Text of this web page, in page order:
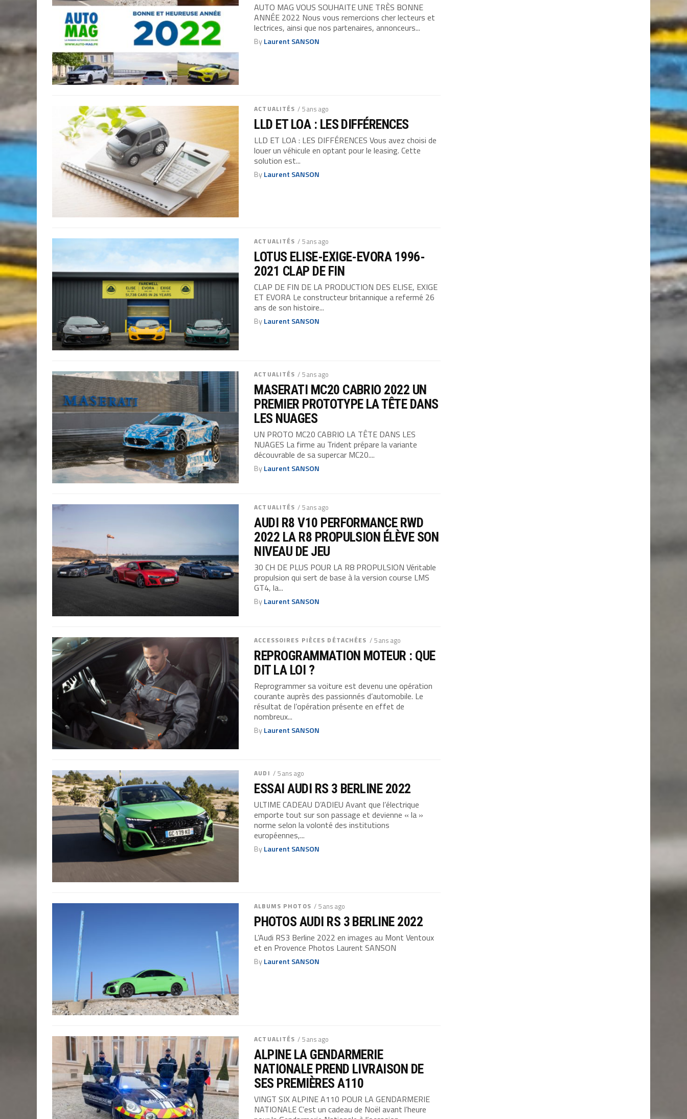
AUTO MAG VOUS SOUHAITE UNE TRÈS BONNE
ANNÉE 2022 Nous vous remercions cher lecteurs et
lectrices, ainsi que nos partenaires, annonceurs...
ByLaurent SANSON
ACTUALITÉS / 5 ans ago
LLD ET LOA : LES DIFFÉRENCES
LLD ET LOA : LES DIFFÉRENCES Vous avez choisi de
louer un véhicule en optant pour le leasing. Cette
solution est...
ByLaurent SANSON
ACTUALITÉS / 5 ans ago
LOTUS ELISE-EXIGE-EVORA 1996-
2021 CLAP DE FIN
CLAP DE FIN DE LA PRODUCTION DES ELISE, EXIGE
ET EVORA Le constructeur britannique a refermé 26
ans de son histoire...
ByLaurent SANSON
ACTUALITÉS / 5 ans ago
MASERATI MC20 CABRIO 2022 UN
PREMIER PROTOTYPE LA TÊTE DANS
LES NUAGES
UN PROTO MC20 CABRIO LA TÊTE DANS LES
NUAGES La firme au Trident prépare la variante
découvrable de sa supercar MC20....
ByLaurent SANSON
ACTUALITÉS / 5 ans ago
AUDI R8 V10 PERFORMANCE RWD
2022 LA R8 PROPULSION ÉLÈVE SON
NIVEAU DE JEU
30 CH DE PLUS POUR LA R8 PROPULSION Véritable
propulsion qui sert de base à la version course LMS
GT4, la...
ByLaurent SANSON
ACCESSOIRES PIÈCES DÉTACHÉES / 5 ans ago
REPROGRAMMATION MOTEUR : QUE
DIT LA LOI ?
Reprogrammer sa voiture est devenu une opération
courante auprès des passionnés d’automobile. Le
résultat de l’opération présente en effet de
nombreux...
ByLaurent SANSON
AUDI / 5 ans ago
ESSAI AUDI RS 3 BERLINE 2022
ULTIME CADEAU D’ADIEU Avant que l’électrique
emporte tout sur son passage et devienne « la »
norme selon la volonté des institutions
européennes,...
ByLaurent SANSON
ALBUMS PHOTOS / 5 ans ago
PHOTOS AUDI RS 3 BERLINE 2022
L’Audi RS3 Berline 2022 en images au Mont Ventoux
et en Provence Photos Laurent SANSON
ByLaurent SANSON
ACTUALITÉS / 5 ans ago
ALPINE LA GENDARMERIE
NATIONALE PREND LIVRAISON DE
SES PREMIÈRES A110
VINGT SIX ALPINE A110 POUR LA GENDARMERIE
NATIONALE C’est un cadeau de Noël avant l’heure